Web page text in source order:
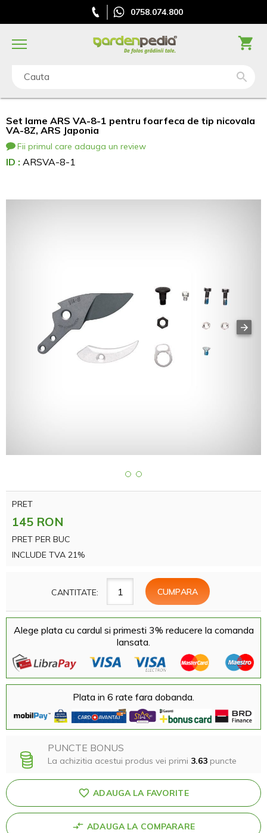
0758.074.800
Cauta
Set lame ARS VA-8-1 pentru foarfeca de tip nicovala
VA-8Z, ARS Japonia
Fii primul care adauga un review
ID : ARSVA-8-1
PRET
145 RON
PRET PER BUC
INCLUDE TVA 21%
CANTITATE:
Alege plata cu cardul si primesti 3% reducere la comanda
lansata.
Plata in 6 rate fara dobanda.
PUNCTE BONUS
La achizitia acestui produs vei primi 3.63 puncte
ADAUGA LA FAVORITE
ADAUGA LA COMPARARE